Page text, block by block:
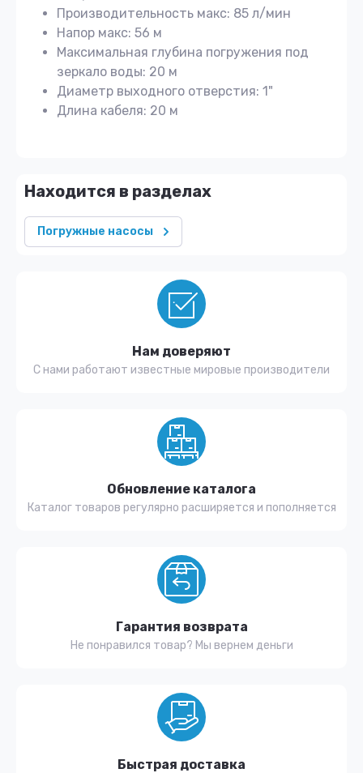
Производительность макс: 85 л/мин
Напор макс: 56 м
Максимальная глубина погружения под
зеркало воды: 20 м
Диаметр выходного отверстия: 1"
Длина кабеля: 20 м
Находится в разделах
Погружные насосы
Нам доверяют
С нами работают известные мировые производители
Обновление каталога
Каталог товаров регулярно расширяется и пополняется
Гарантия возврата
Не понравился товар? Мы вернем деньги
Быстрая доставка